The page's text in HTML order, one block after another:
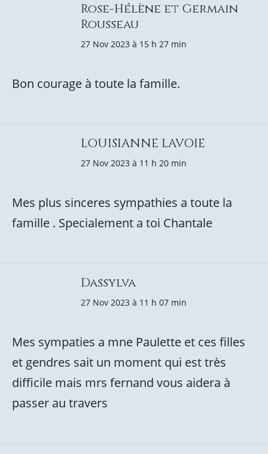
Rose-Hélène et Germain
Rousseau
27 Nov 2023 à 15 h 27 min
Bon courage à toute la famille.
LOUISIANNE LAVOIE
27 Nov 2023 à 11 h 20 min
Mes plus sinceres sympathies a toute la
famille . Specialement a toi Chantale
Dassylva
27 Nov 2023 à 11 h 07 min
Mes sympaties a mne Paulette et ces filles
et gendres sait un moment qui est très
difficile mais mrs fernand vous aidera à
passer au travers